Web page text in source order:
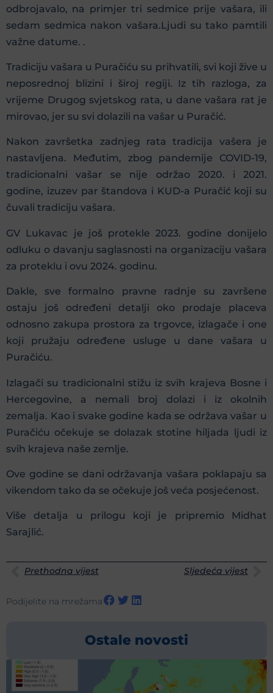
odbrojavalo, na primjer tri sedmice prije vašara, ili
sedam sedmica nakon vašara.Ljudi su tako pamtili
važne datume. .
Tradiciju vašara u Puračiću su prihvatili, svi koji žive u
neposrednoj blizini i široj regiji. Iz tih razloga, za
vrijeme Drugog svjetskog rata, u dane vašara rat je
mirovao, jer su svi dolazili na vašar u Puračić.
Nakon završetka zadnjeg rata tradicija vašera je
nastavljena. Međutim, zbog pandemije COVID-19,
tradicionalni vašar se nije održao 2020. i 2021.
godine, izuzev par štandova i KUD-a Puračić koji su
čuvali tradiciju vašara.
GV Lukavac je još protekle 2023. godine donijelo
odluku o davanju saglasnosti na organizaciju vašara
za proteklu i ovu 2024. godinu.
Dakle, sve formalno pravne radnje su završene
ostaju još određeni detalji oko prodaje placeva
odnosno zakupa prostora za trgovce, izlagače i one
koji pružaju određene usluge u dane vašara u
Puračiću.
Izlagači su tradicionalni stižu iz svih krajeva Bosne i
Hercegovine, a nemali broj dolazi i iz okolnih
zemalja. Kao i svake godine kada se održava vašar u
Puračiću očekuje se dolazak stotine hiljada ljudi iz
svih krajeva naše zemlje.
Ove godine se dani održavanja vašara poklapaju sa
vikendom tako da se očekuje još veća posjećenost.
Više detalja u prilogu koji je pripremio Midhat
Sarajlić.
Prethodna vijest Sljedeća vijest
Podijelite na mrežama
Ostale novosti